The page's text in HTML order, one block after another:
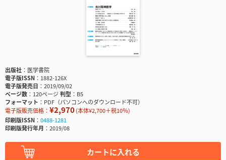
出版社
医学書院
電子版ISSN
1882-126X
電子版発売日
2019/09/02
ページ数
120ページ判型
B5
フォーマット
PDF（パソコンへのダウンロード不可）
電子版販売価格： ¥2,970(本体¥2,700＋税10％)
印刷版ISSN
0488-1281
印刷版発行年月
2019/08
カートに入れる